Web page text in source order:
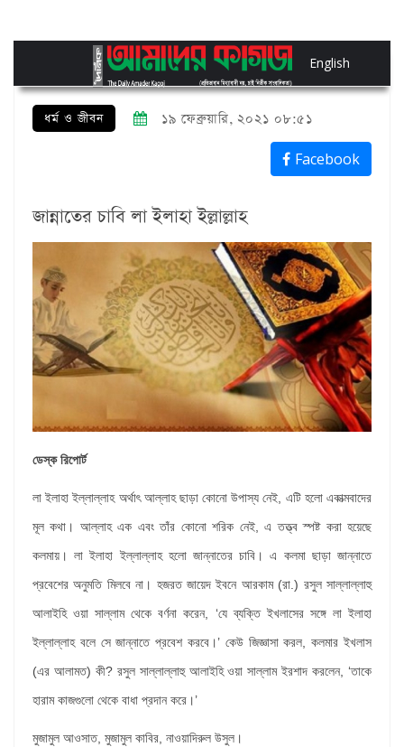
English
ধর্ম ও জীবন ১৯ ফেব্রুয়ারি, ২০২১ ০৮:৫১
Facebook
জান্নাতের চাবি লা ইলাহা ইল্লাল্লাহ
ডেস্ক রিপোর্ট
লা ইলাহা ইল্লাল্লাহ অর্থাৎ আল্লাহ ছাড়া কোনো উপাস্য নেই, এটি হলো একাত্মবাদের
মূল কথা। আল্লাহ এক এবং তাঁর কোনো শরিক নেই, এ তত্ত্ব স্পষ্ট করা হয়েছে
কলমায়। লা ইলাহা ইল্লাল্লাহ হলো জান্নাতের চাবি। এ কলমা ছাড়া জান্নাতে
প্রবেশের অনুমতি মিলবে না। হজরত জায়েদ ইবনে আরকাম (রা.) রসুল সাল্লাল্লাহু
আলাইহি ওয়া সাল্লাম থেকে বর্ণনা করেন, ‘যে ব্যক্তি ইখলাসের সঙ্গে লা ইলাহা
ইল্লাল্লাহ বলে সে জান্নাতে প্রবেশ করবে।’ কেউ জিজ্ঞাসা করল, কলমার ইখলাস
(এর আলামত) কী? রসুল সাল্লাল্লাহু আলাইহি ওয়া সাল্লাম ইরশাদ করলেন, ‘তাকে
হারাম কাজগুলো থেকে বাধা প্রদান করে।’
মুজামুল আওসাত, মুজামুল কাবির, নাওয়াদিরুল উসুল।